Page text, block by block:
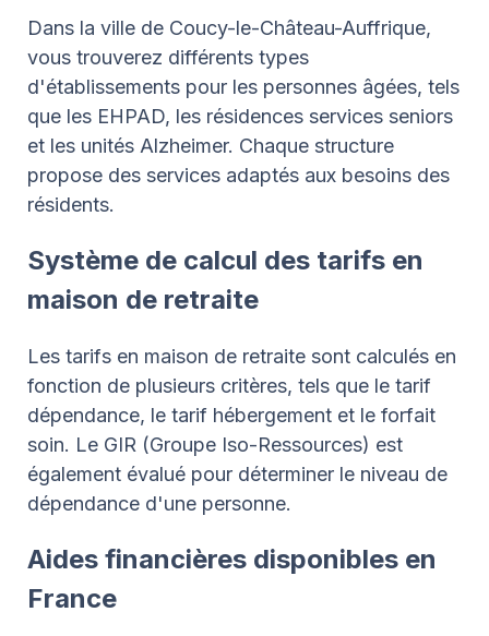
Dans la ville de Coucy-le-Château-Auffrique,
vous trouverez différents types
d'établissements pour les personnes âgées, tels
que les EHPAD, les résidences services seniors
et les unités Alzheimer. Chaque structure
propose des services adaptés aux besoins des
résidents.
Système de calcul des tarifs en
maison de retraite
Les tarifs en maison de retraite sont calculés en
fonction de plusieurs critères, tels que le tarif
dépendance, le tarif hébergement et le forfait
soin. Le GIR (Groupe Iso-Ressources) est
également évalué pour déterminer le niveau de
dépendance d'une personne.
Aides financières disponibles en
France